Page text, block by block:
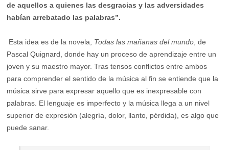
de aquellos a quienes las desgracias y las adversidades
habían arrebatado las palabras”.
Esta idea es de la novela, Todas las mañanas del mundo, de
Pascal Quignard, donde hay un proceso de aprendizaje entre un
joven y su maestro mayor. Tras tensos conflictos entre ambos
para comprender el sentido de la música al fin se entiende que la
música sirve para expresar aquello que es inexpresable con
palabras. El lenguaje es imperfecto y la música llega a un nivel
superior de expresión (alegría, dolor, llanto, pérdida), es algo que
puede sanar.